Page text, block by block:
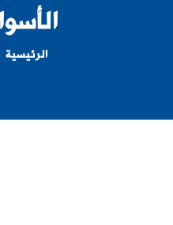
الرئيسية